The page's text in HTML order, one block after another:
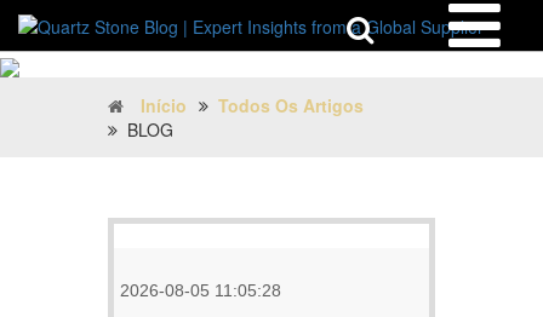
Início
Todos Os Artigos
BLOG
2026-08-05 11:05:28